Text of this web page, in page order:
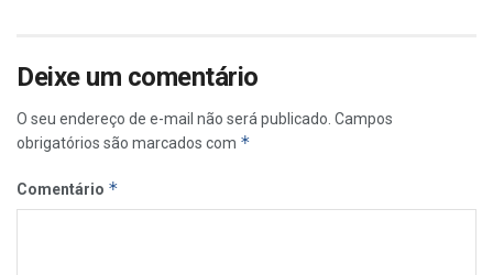
Deixe um comentário
O seu endereço de e-mail não será publicado. Campos
obrigatórios são marcados com *
Comentário *